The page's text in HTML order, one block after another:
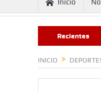
Inicio
Recientes
absent to appear before
INICIO